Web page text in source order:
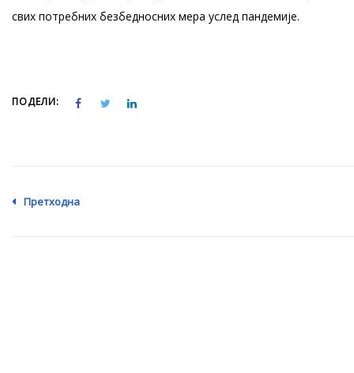
свих потребних безбедносних мера услед пандемије.
ПОДЕЛИ:
Претходна